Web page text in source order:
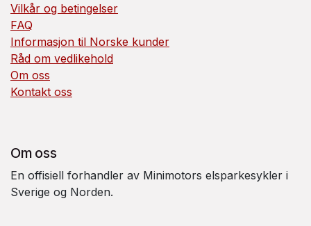
Vilkår og betingelser
FAQ
Informasjon til Norske kunder
Råd om vedlikehold
Om oss
Kontakt oss
Om oss
En offisiell forhandler av Minimotors elsparkesykler i
Sverige og Norden.